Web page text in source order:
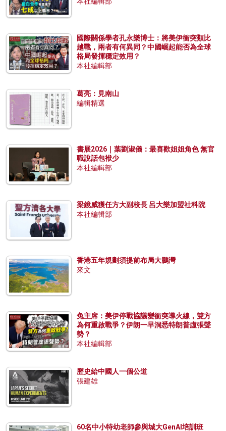
國際關係學者孔永樂博士：將美伊衝突類比
越戰，兩者有何異同？中國崛起能否為全球
格局發揮穩定效用？
本社編輯部
葛亮：見南山
編輯精選
書展2026｜葉劉淑儀：最喜歡姐姐角色 無官
職說話包袱少
本社編輯部
梁鏡威獲任方大副校長 呂大樂加盟社科院
本社編輯部
香港五年規劃須提前布局大鵬灣
來文
兔主席：美伊停戰協議變衝突導火線，雙方
為何重啟戰爭？伊朗一早洞悉特朗普虛張聲
勢？
本社編輯部
歷史給中國人一個公道
張建雄
60名中小特幼老師參與城大GenAI培訓班